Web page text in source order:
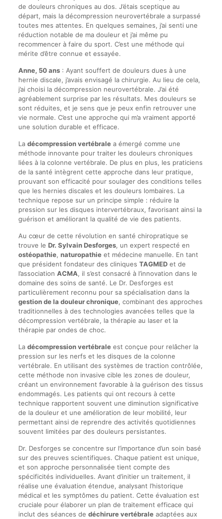
de douleurs chroniques au dos. J’étais sceptique au
départ, mais la décompression neurovertébrale a surpassé
toutes mes attentes. En quelques semaines, j’ai senti une
réduction notable de ma douleur et j’ai même pu
recommencer à faire du sport. C’est une méthode qui
mérite d’être connue et essayée.
Anne, 50 ans: Ayant souffert de douleurs dues à une
hernie discale, j’avais envisagé la chirurgie. Au lieu de cela,
j’ai choisi la décompression neurovertébrale. J’ai été
agréablement surprise par les résultats. Mes douleurs se
sont réduites, et je sens que je peux enfin retrouver une
vie normale. C’est une approche qui m’a vraiment apporté
une solution durable et efficace.
La décompression vertébralea émergé comme une
méthode innovante pour traiter les douleurs chroniques
liées à la colonne vertébrale. De plus en plus, les praticiens
de la santé intègrent cette approche dans leur pratique,
prouvant son efficacité pour soulager des conditions telles
que les hernies discales et les douleurs lombaires. La
technique repose sur un principe simple : réduire la
pression sur les disques intervertébraux, favorisant ainsi la
guérison et améliorant la qualité de vie des patients.
Au cœur de cette révolution en santé chiropratique se
trouve le Dr. Sylvain Desforges, un expert respecté en
ostéopathie, naturopathieet médecine manuelle. En tant
que président fondateur des cliniques TAGMEDet de
l’association ACMA, il s’est consacré à l’innovation dans le
domaine des soins de santé. Le Dr. Desforges est
particulièrement reconnu pour sa spécialisation dans la
gestion de la douleur chronique, combinant des approches
traditionnelles à des technologies avancées telles que la
décompression vertébrale, la thérapie au laser et la
thérapie par ondes de choc.
La décompression vertébraleest conçue pour relâcher la
pression sur les nerfs et les disques de la colonne
vertébrale. En utilisant des systèmes de traction contrôlée,
cette méthode non invasive cible les zones de douleur,
créant un environnement favorable à la guérison des tissus
endommagés. Les patients qui ont recours à cette
technique rapportent souvent une diminution significative
de la douleur et une amélioration de leur mobilité, leur
permettant ainsi de reprendre des activités quotidiennes
souvent limitées par des douleurs persistantes.
Dr. Desforges se concentre sur l’importance d’un soin basé
sur des preuves scientifiques. Chaque patient est unique,
et son approche personnalisée tient compte des
spécificités individuelles. Avant d’initier un traitement, il
réalise une évaluation étendue, analysant l’historique
médical et les symptômes du patient. Cette évaluation est
cruciale pour élaborer un plan de traitement efficace qui
inclut des séances de déchirure vertébraleadaptées aux